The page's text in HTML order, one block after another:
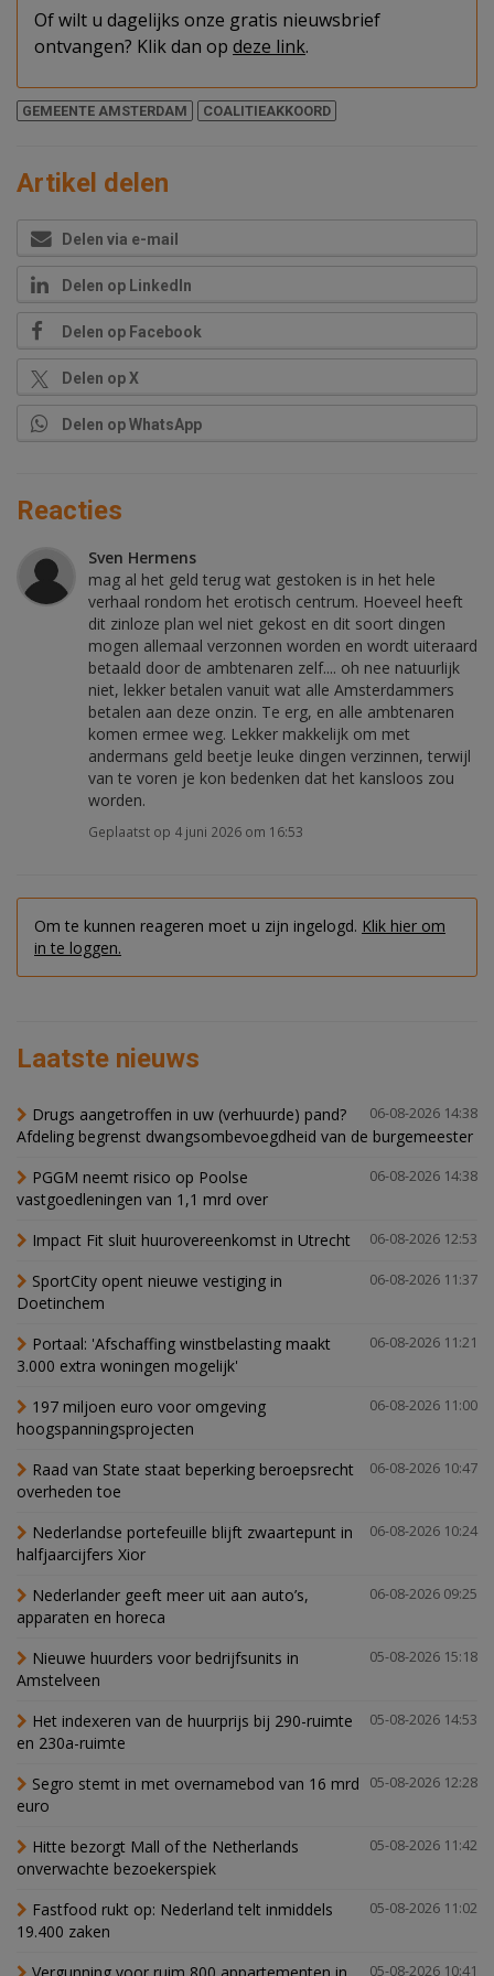
Of wilt u dagelijks onze gratis nieuwsbrief
ontvangen? Klik dan op deze link.
GEMEENTE AMSTERDAM COALITIEAKKOORD
Artikel delen
Delen via e-mail
Delen op LinkedIn
Delen op Facebook
Delen op X
Delen op WhatsApp
Reacties
Sven Hermens
mag al het geld terug wat gestoken is in het hele
verhaal rondom het erotisch centrum. Hoeveel heeft
dit zinloze plan wel niet gekost en dit soort dingen
mogen allemaal verzonnen worden en wordt uiteraard
betaald door de ambtenaren zelf.... oh nee natuurlijk
niet, lekker betalen vanuit wat alle Amsterdammers
betalen aan deze onzin. Te erg, en alle ambtenaren
komen ermee weg. Lekker makkelijk om met
andermans geld beetje leuke dingen verzinnen, terwijl
van te voren je kon bedenken dat het kansloos zou
worden.
Geplaatst op 4 juni 2026 om 16:53
Om te kunnen reageren moet u zijn ingelogd. Klik hier om
in te loggen.
Laatste nieuws
06-08-2026 14:38
Drugs aangetroffen in uw (verhuurde) pand?
Afdeling begrenst dwangsombevoegdheid van de burgemeester
06-08-2026 14:38
PGGM neemt risico op Poolse
vastgoedleningen van 1,1 mrd over
06-08-2026 12:53
Impact Fit sluit huurovereenkomst in Utrecht
06-08-2026 11:37
SportCity opent nieuwe vestiging in
Doetinchem
06-08-2026 11:21
Portaal: 'Afschaffing winstbelasting maakt
3.000 extra woningen mogelijk'
06-08-2026 11:00
197 miljoen euro voor omgeving
hoogspanningsprojecten
06-08-2026 10:47
Raad van State staat beperking beroepsrecht
overheden toe
06-08-2026 10:24
Nederlandse portefeuille blijft zwaartepunt in
halfjaarcijfers Xior
06-08-2026 09:25
Nederlander geeft meer uit aan auto’s,
apparaten en horeca
05-08-2026 15:18
Nieuwe huurders voor bedrijfsunits in
Amstelveen
05-08-2026 14:53
Het indexeren van de huurprijs bij 290-ruimte
en 230a-ruimte
05-08-2026 12:28
Segro stemt in met overnamebod van 16 mrd
euro
05-08-2026 11:42
Hitte bezorgt Mall of the Netherlands
onverwachte bezoekerspiek
05-08-2026 11:02
Fastfood rukt op: Nederland telt inmiddels
19.400 zaken
05-08-2026 10:41